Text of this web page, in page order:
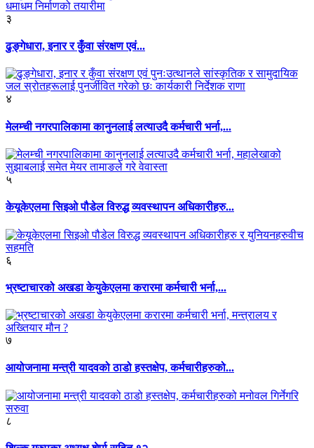
३
ढुङ्गेधारा, इनार र कुँवा संरक्षण एवं...
४
मेलम्ची नगरपालिकामा कानुनलाई लत्याउदै कर्मचारी भर्ना,...
५
केयूकेएलमा सिइओ पौडेल विरुद्ध व्यवस्थापन अधिकारीहरु...
६
भ्रष्टाचारको अखडा केयुकेएलमा करारमा कर्मचारी भर्ना,...
७
आयोजनामा मन्त्री यादवको ठाडो हस्तक्षेप, कर्मचारीहरुको...
८